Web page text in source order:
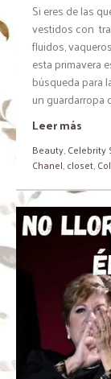
Si eres de las
vestidos con
fluidos,
esta primavera
búsqueda para
un guardarropa
Leer más
Beauty,Celebrity
Chanel,closet,